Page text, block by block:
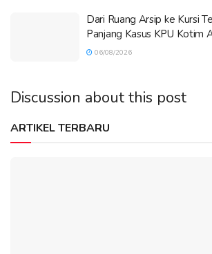
Dari Ruang Arsip ke Kursi
Panjang Kasus KPU Kotim
06/08/2026
Discussion about this post
ARTIKEL TERBARU